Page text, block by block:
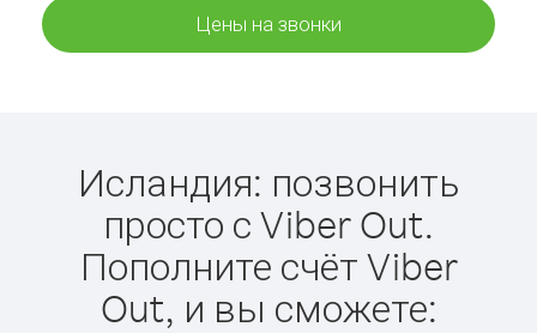
Цены на звонки
Исландия: позвонить
просто с Viber Out.
Пополните счёт Viber
Out, и вы сможете: